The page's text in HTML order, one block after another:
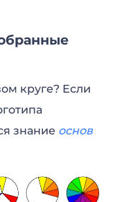
круге? Если
знание основ